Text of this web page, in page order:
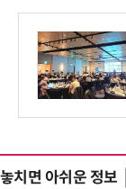
놓치면 아쉬운 정보